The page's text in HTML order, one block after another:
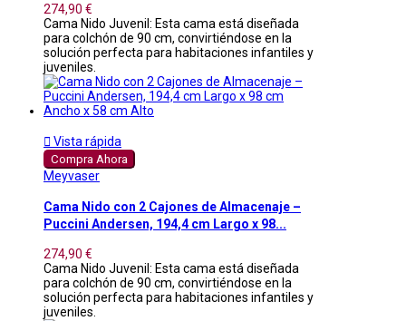
274,90 €
Cama Nido Juvenil: Esta cama está diseñada
para colchón de 90 cm, convirtiéndose en la
solución perfecta para habitaciones infantiles y
juveniles.
 Vista rápida
Compra Ahora
Meyvaser
Cama Nido con 2 Cajones de Almacenaje –
Puccini Andersen, 194,4 cm Largo x 98...
274,90 €
Cama Nido Juvenil: Esta cama está diseñada
para colchón de 90 cm, convirtiéndose en la
solución perfecta para habitaciones infantiles y
juveniles.